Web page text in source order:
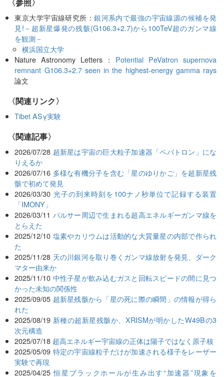
〈参照〉
東京大学宇宙線研究所：銀河系内で最強の宇宙線源の候補を発
見!－超新星爆発の残骸(G106.3+2.7)から100TeV超のガンマ線
を観測－
横浜国立大学
Nature Astronomy Letters： Potential PeVatron supernova
remnant G106.3+2.7 seen in the highest-energy gamma rays
論文
〈関連リンク〉
Tibet ASγ実験
関連記事
2026/07/28 超新星は宇宙の巨大粒子加速器「ペバトロン」にな
りえるか
2026/07/16 多様な有機分子を含む「星のゆりかご」を超新星残
骸で初めて発見
2026/03/30 光子の到来時刻を100ナノ秒単位で記録する装置
「IMONY」
2026/03/11 パルサー周辺で生まれる超高エネルギーガンマ線を
とらえた
2025/12/10 塩素やカリウムは活動的な大質量星の内部で作られ
た
2025/11/28 天の川銀河を取り巻くガンマ線放射を発見、ダーク
マター由来か
2025/11/10 中性子星が飲み込むガスと回転スピードの間に見つ
かった未知の関係性
2025/09/05 超新星残骸から「星の死に際の瞬間」の情報が得ら
れた
2025/08/19 新種の超新星残骸か、XRISMが明かしたW49Bの3
次元構造
2025/07/18 超高エネルギー宇宙線の正体は陽子ではなく原子核
2025/05/09 特定の宇宙線粒子だけが加速される様子をレーザー
実験で再現
2025/04/25 恒星ブラックホールが生み出す“加速器”現象を